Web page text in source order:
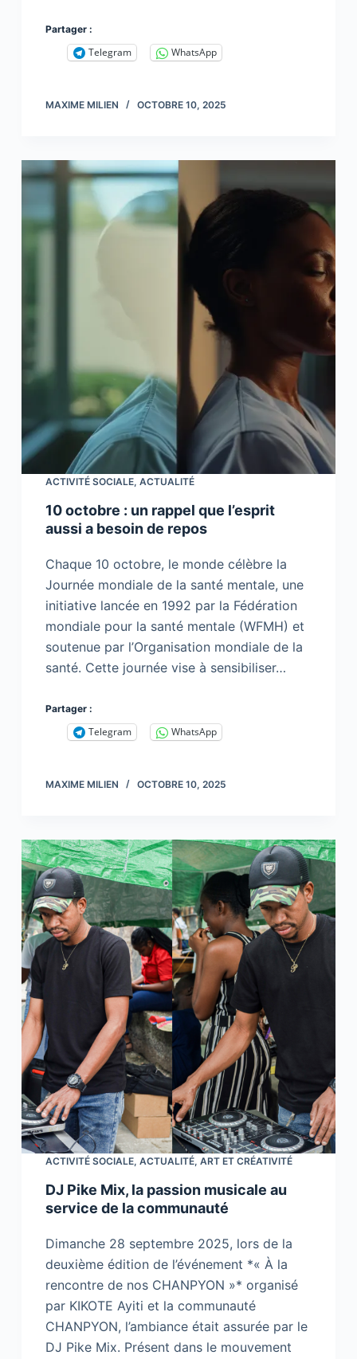
Partager :
Telegram WhatsApp
MAXIME MILIEN OCTOBRE 10, 2025
ACTIVITÉ SOCIALE, ACTUALITÉ
10 octobre : un rappel que l’esprit
aussi a besoin de repos
Chaque 10 octobre, le monde célèbre la
Journée mondiale de la santé mentale, une
initiative lancée en 1992 par la Fédération
mondiale pour la santé mentale (WFMH) et
soutenue par l’Organisation mondiale de la
santé. Cette journée vise à sensibiliser…
Partager :
Telegram WhatsApp
MAXIME MILIEN OCTOBRE 10, 2025
ACTIVITÉ SOCIALE, ACTUALITÉ, ART ET CRÉATIVITÉ
DJ Pike Mix, la passion musicale au
service de la communauté
Dimanche 28 septembre 2025, lors de la
deuxième édition de l’événement *« À la
rencontre de nos CHANPYON »* organisé
par KIKOTE Ayiti et la communauté
CHANPYON, l’ambiance était assurée par le
DJ Pike Mix. Présent dans le mouvement